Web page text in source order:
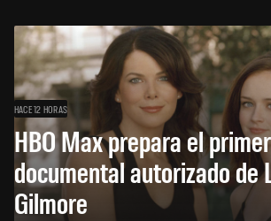
HACE 12 HORAS
HBO Max prepara el primer
documental autorizado de
Gilmore